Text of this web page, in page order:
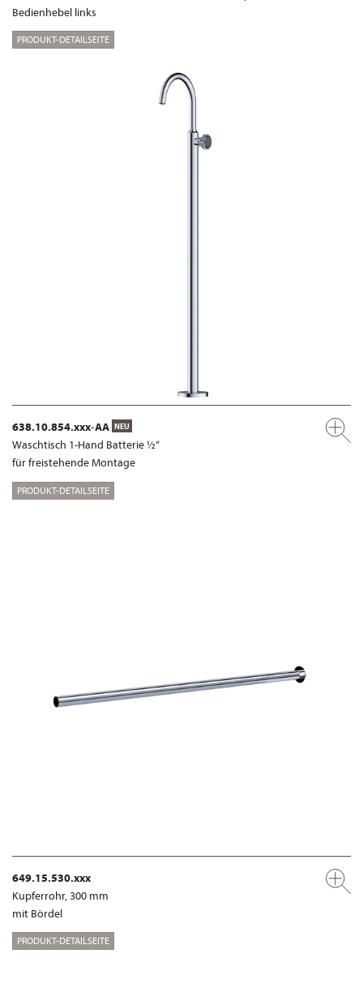
Bedienhebel links
PRODUKT-DETAILSEITE
638.10.854.xxx-AA NEU
Waschtisch 1-Hand Batterie ½“
für freistehende Montage
PRODUKT-DETAILSEITE
649.15.530.xxx
Kupferrohr, 300 mm
mit Bördel
PRODUKT-DETAILSEITE